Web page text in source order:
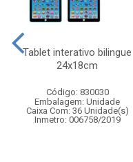
Tablet interativo bilingue
24x18cm
Código: 830030
Embalagem: Unidade
Caixa Com: 36 Unidade(s)
Inmetro: 006758/2019